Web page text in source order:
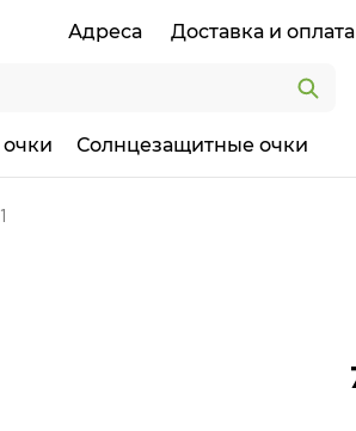
Адреса Доставка и оплата
Солнцезащитные очки